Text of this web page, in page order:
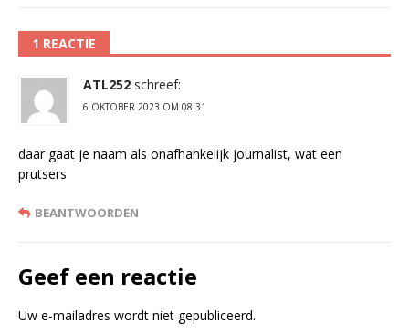
1 REACTIE
ATL252 schreef:
6 OKTOBER 2023 OM 08:31
daar gaat je naam als onafhankelijk journalist, wat een
prutsers
BEANTWOORDEN
Geef een reactie
Uw e-mailadres wordt niet gepubliceerd.